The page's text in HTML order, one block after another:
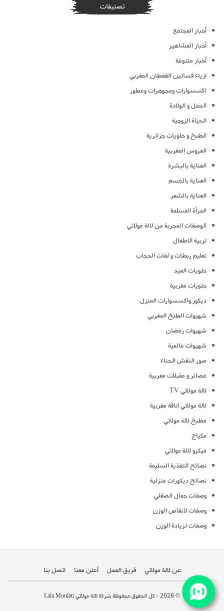
تصنيفات
أخبار المجتمع
أخبار المشاهير
أخبار متنوعة
ازياء فساتين القفطان المغربي
اكسسوارات ومجوهرات وعطور
الحمل و الولادة
الحياة الزوجية
الطبخ و حلويات جزائرية
العروس المغربية
العناية بالبشرة
العناية بالجسم
العناية بالشعر
المرأة المسلمة
الوصفات المجربة من لالة مولاتي
تربية الاطفال
تعليم ربطات و لفات الحجاب
حلويات العيد
حلويات مغربية
ديكور واكسسوارات المنزل
شهيوات الطبخ المغربي
شهيوات رمضان
شهيوات عالمية
صور النقش الحناء
عصائر و مقبلات مغربية
لالة مولاتي TV
لالة مولاتي اناقة مغربية
مطبخ لالة مولاتي
مكياج
ميكرو لالة مولاتي
نصائح التغذية السليمة
نصائح ديكورات منزلية
وصفات جمال الصقلي
وصفات لانقاص الوزن
وصفات لزيادة الوزن
عن لالة مولاتي فريق العمل أعلن معنا اتصل بنا
© 2026 - كل الحقوق محفوظة شركة لالة مولاتي Lala Moulati